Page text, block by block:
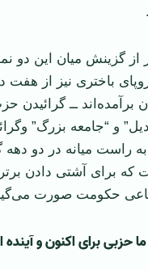
گزينش ميان اين دو
باختری نيز از
ــ گرائيدن
و “جامعه بزرگ”
به راست میانه در دو
كه برای آشتی دادن
حكومت صورت
ما حزبی برای اكنون و آينده